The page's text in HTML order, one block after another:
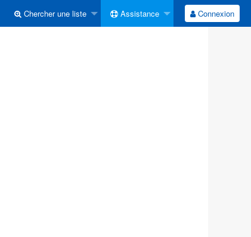
Chercher une liste Assistance Connexion